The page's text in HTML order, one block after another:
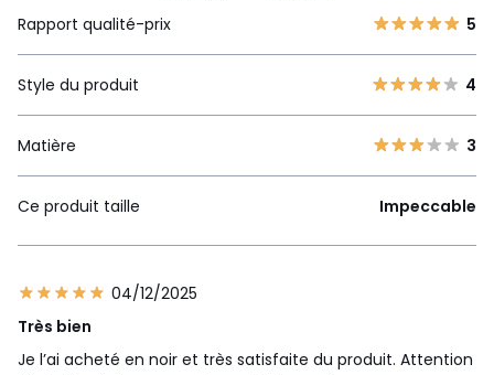
Rapport qualité-prix
5
Style du produit 4
Matière 3
Ce produit taille Impeccable
04/12/2025
Très bien
Je l’ai acheté en noir et très satisfaite du produit. Attention